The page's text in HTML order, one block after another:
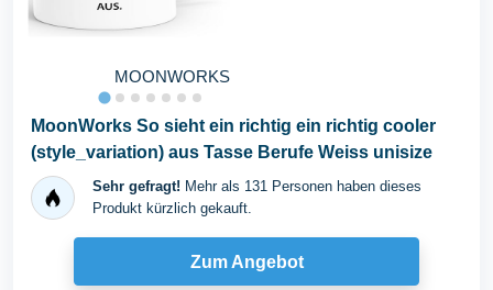
MOONWORKS
MoonWorks So sieht ein richtig ein richtig cooler
(style_variation) aus Tasse Berufe Weiss unisize
Sehr gefragt! Mehr als 131 Personen haben dieses
Produkt kürzlich gekauft.
Zum Angebot